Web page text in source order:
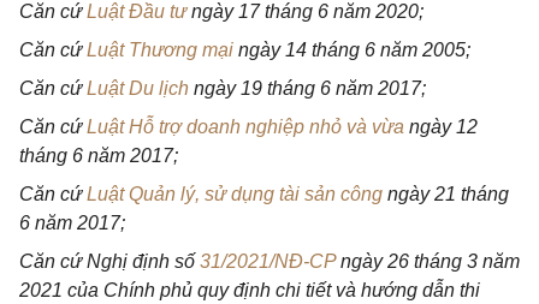
Căn cứLuật Đầu tưngày 17 tháng 6 năm 2020;
Căn cứLuật Thương mại ngày 14 tháng 6 năm 2005;
Căn cứLuật Du lịch ngày 19 tháng 6 năm 2017;
Căn cứLuật Hỗ trợ doanh nghiệp nhỏ và vừa ngày 12
tháng 6 năm 2017;
Căn cứLuật Quản lý, sử dụng tài sản công ngày 21 tháng
6 năm 2017;
Căn cứ Nghị định số 31/2021/NĐ-CPngày 26 tháng 3 năm
2021 của Chính phủ quy định chi tiết và hướng dẫn thi